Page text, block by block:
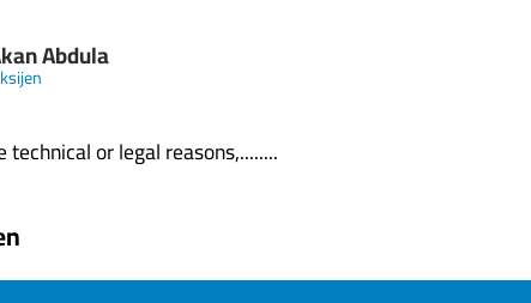
Abdula
technical or legal reasons,........